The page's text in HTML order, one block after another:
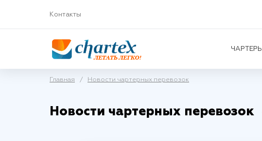
Контакты
ЧАРТЕРЫ
Главная / Новости чартерных перевозок
Новости чартерных перевозок